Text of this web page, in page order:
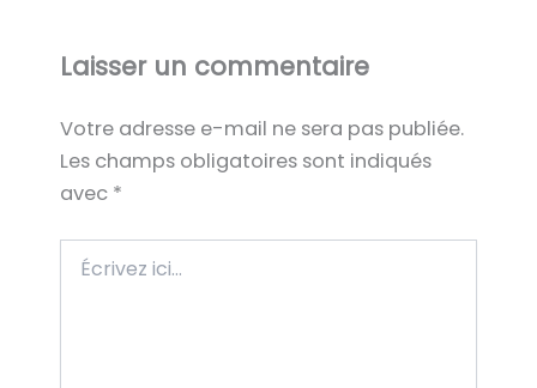
Laisser un commentaire
Votre adresse e-mail ne sera pas publiée.
Les champs obligatoires sont indiqués
avec *
ici…